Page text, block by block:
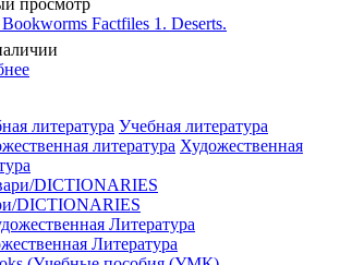
Factfiles 1. Deserts.
Учебная литература
Художественная
DICTIONARIES
Литература